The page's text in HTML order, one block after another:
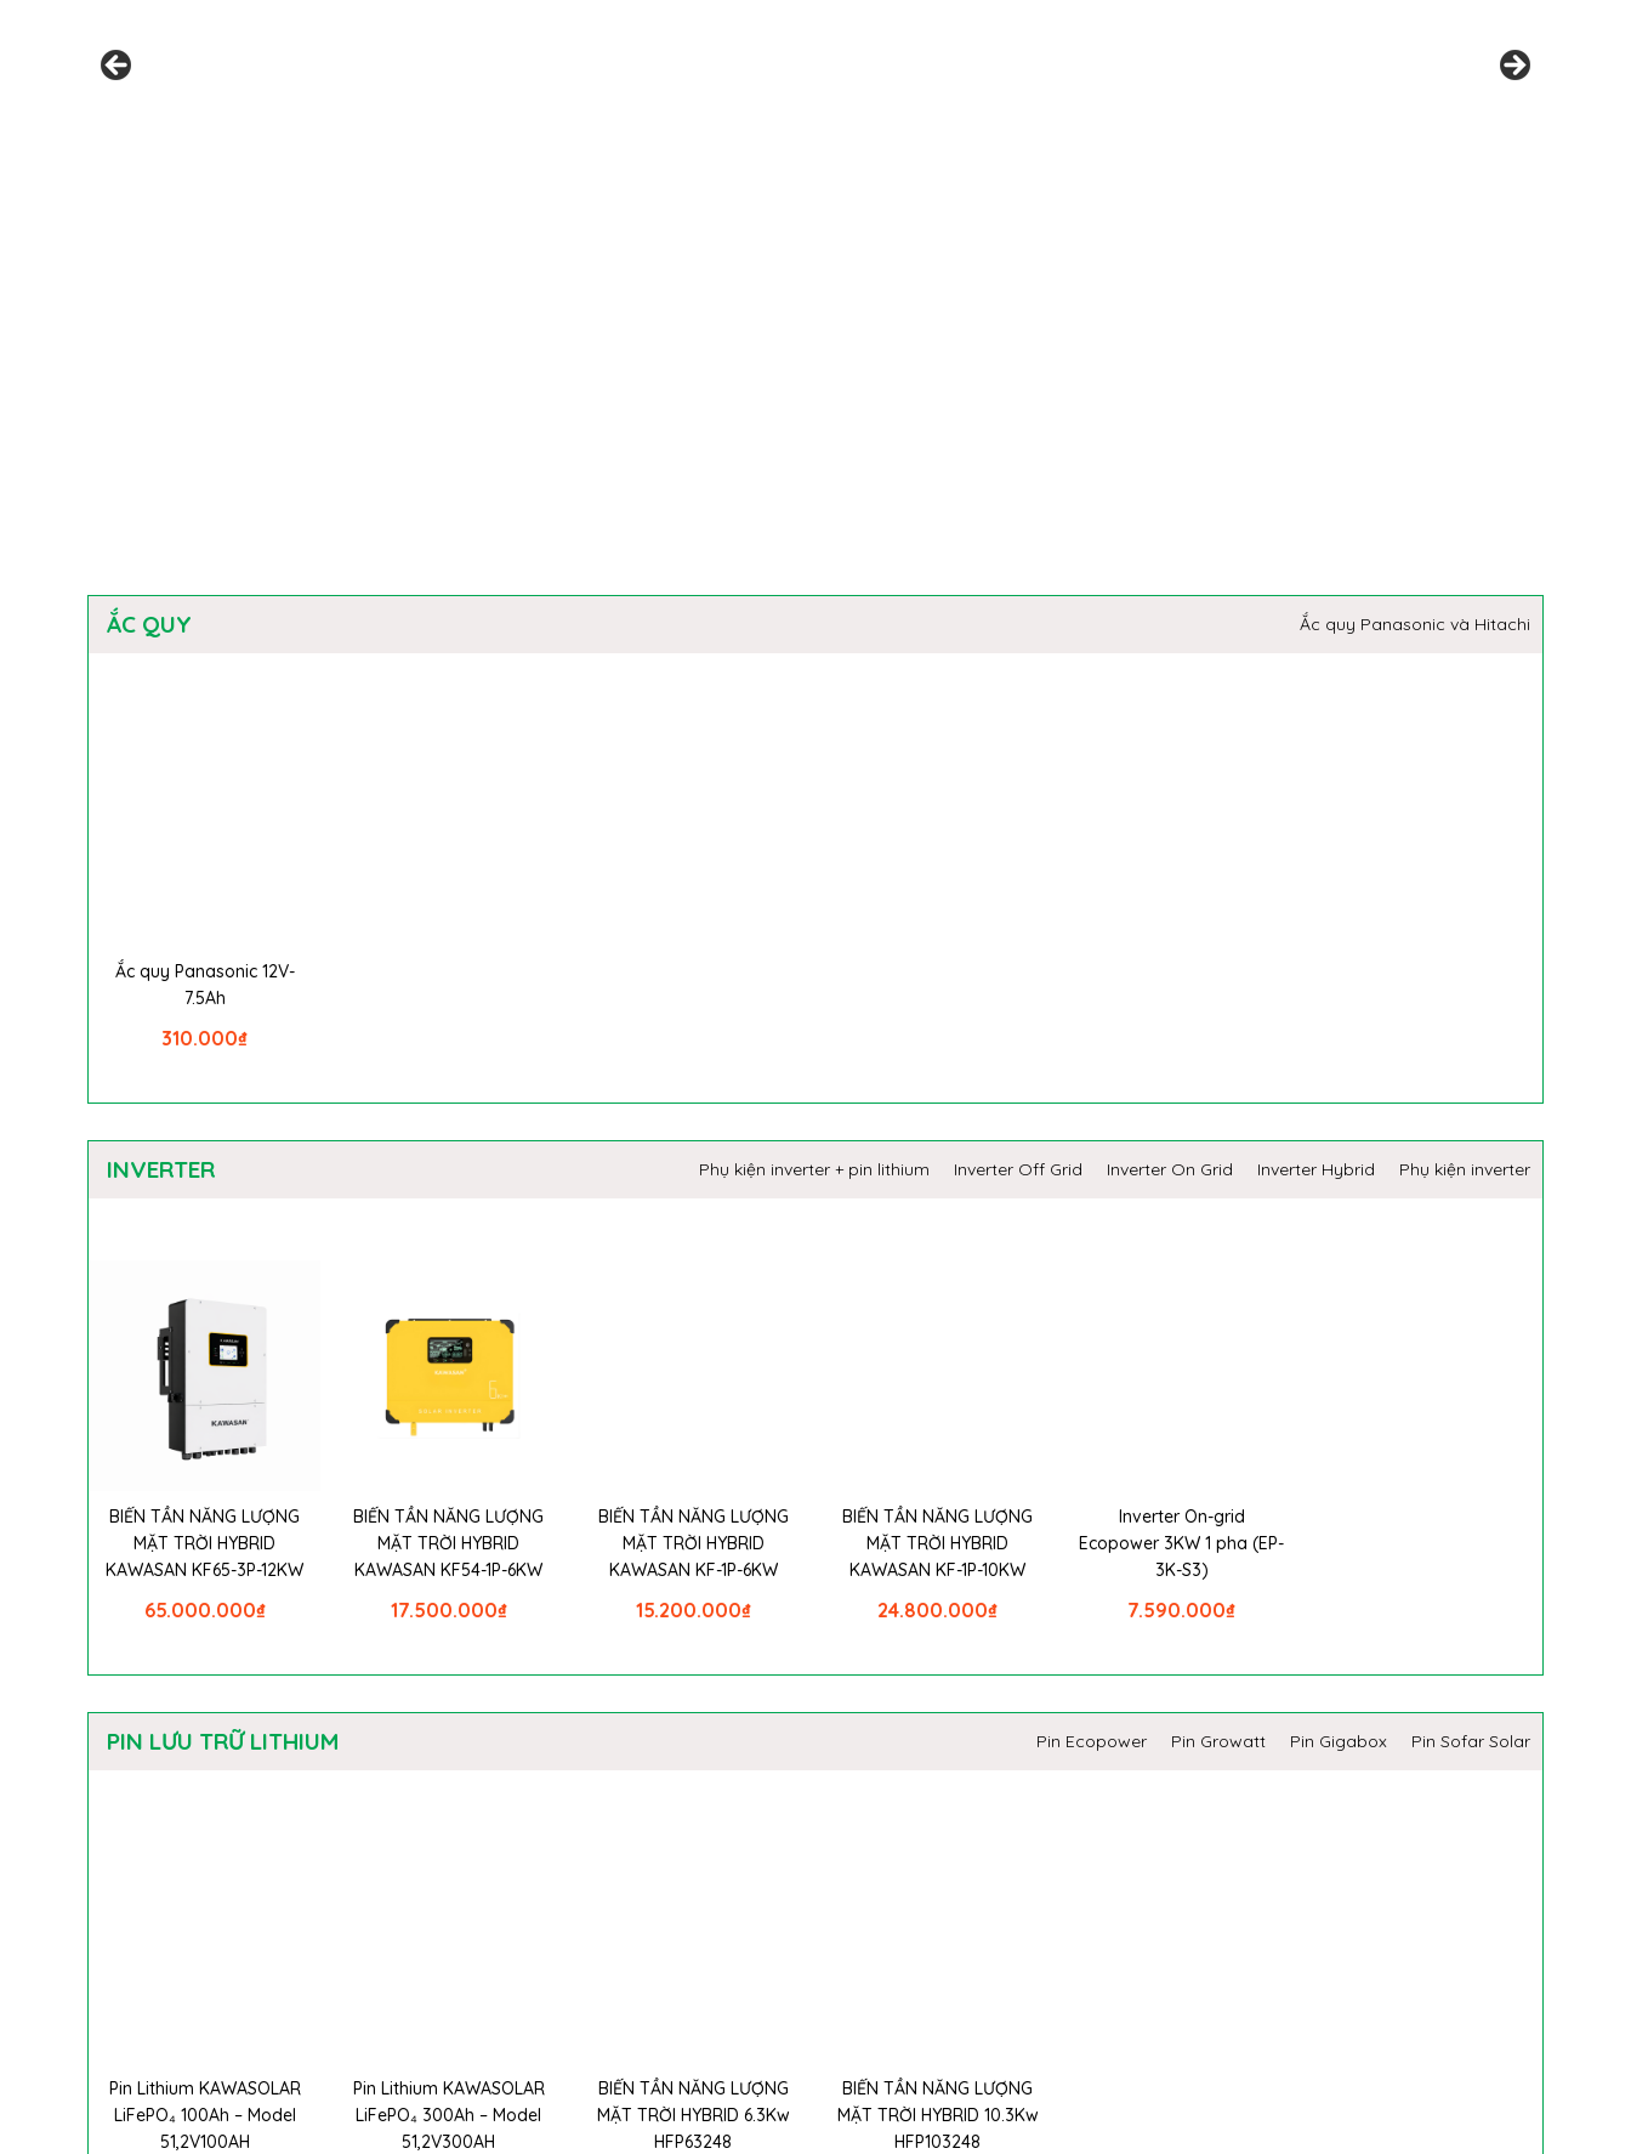
ẮC QUY Ắc quy Panasonic và Hitachi
Ắc quy Panasonic 12V-
7.5Ah
₫
310.000
INVERTER Phụ kiện inverter + pin lithium Inverter Off Grid Inverter On Grid Inverter Hybrid Phụ kiện inverter
BIẾN TẦN NĂNG LƯỢNG
MẶT TRỜI HYBRID
KAWASAN KF65-3P-12KW
₫
65.000.000
BIẾN TẦN NĂNG LƯỢNG
MẶT TRỜI HYBRID
KAWASAN KF54-1P-6KW
₫
17.500.000
BIẾN TẦN NĂNG LƯỢNG
MẶT TRỜI HYBRID
KAWASAN KF-1P-6KW
₫
15.200.000
BIẾN TẦN NĂNG LƯỢNG
MẶT TRỜI HYBRID
KAWASAN KF-1P-10KW
₫
24.800.000
Inverter On-grid
Ecopower 3KW 1 pha (EP-
3K-S3)
₫
7.590.000
PIN LƯU TRỮ LITHIUM Pin Ecopower Pin Growatt Pin Gigabox Pin Sofar Solar
Pin Lithium KAWASOLAR
LiFePO₄ 100Ah – Model
51,2V100AH
Pin Lithium KAWASOLAR
LiFePO₄ 300Ah – Model
51,2V300AH
BIẾN TẦN NĂNG LƯỢNG
MẶT TRỜI HYBRID 6.3Kw
HFP63248
BIẾN TẦN NĂNG LƯỢNG
MẶT TRỜI HYBRID 10.3Kw
HFP103248